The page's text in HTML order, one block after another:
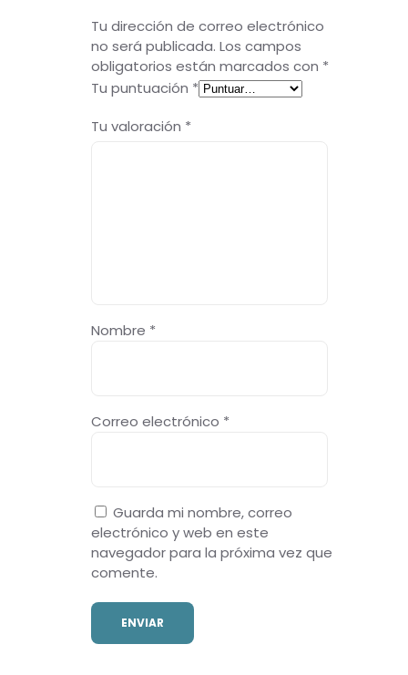
Tu dirección de correo electrónico
no será publicada. Los campos
obligatorios están marcados con *
Tu puntuación *
Tu valoración *
Nombre *
Correo electrónico *
Guarda mi nombre, correo
electrónico y web en este
navegador para la próxima vez que
comente.